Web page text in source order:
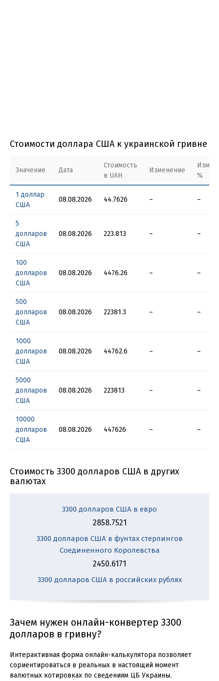
Стоимости доллара США к украинской гривне
Значение Дата
Стоимость
в UAH
Изменение
%
1 доллар
США
08.08.2026 44.7626 – –
5
долларов
США
08.08.2026 223.813 – –
100
долларов
США
08.08.2026 4476.26 – –
500
долларов
США
08.08.2026 22381.3 – –
1000
долларов
США
08.08.2026 44762.6 – –
5000
долларов
США
08.08.2026 223813 – –
10000
долларов
США
08.08.2026 447626 – –
Стоимость 3300 долларов США в других
валютах
3300 долларов США в евро
2858.7521
3300 долларов США в фунтах стерлингов
Соединенного Королевства
2450.6171
3300 долларов США в российских рублях
Зачем нужен онлайн-конвертер 3300
долларов в гривну?
Интерактивная форма онлайн-калькулятора позволяет
сориентироваться в реальных в настоящий момент
валютных котировках по сведениям ЦБ Украины.